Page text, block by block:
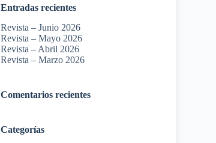
Entradas recientes
Revista – Junio 2026
Revista – Mayo 2026
Revista – Abril 2026
Revista – Marzo 2026
Comentarios recientes
Categorías